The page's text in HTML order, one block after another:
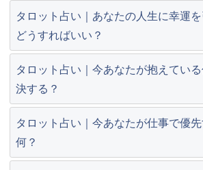
タロット占い｜あなたの人生に幸運
どうすればいい？
タロット占い｜今あなたが抱えてい
決する？
タロット占い｜今あなたが仕事で優
何？